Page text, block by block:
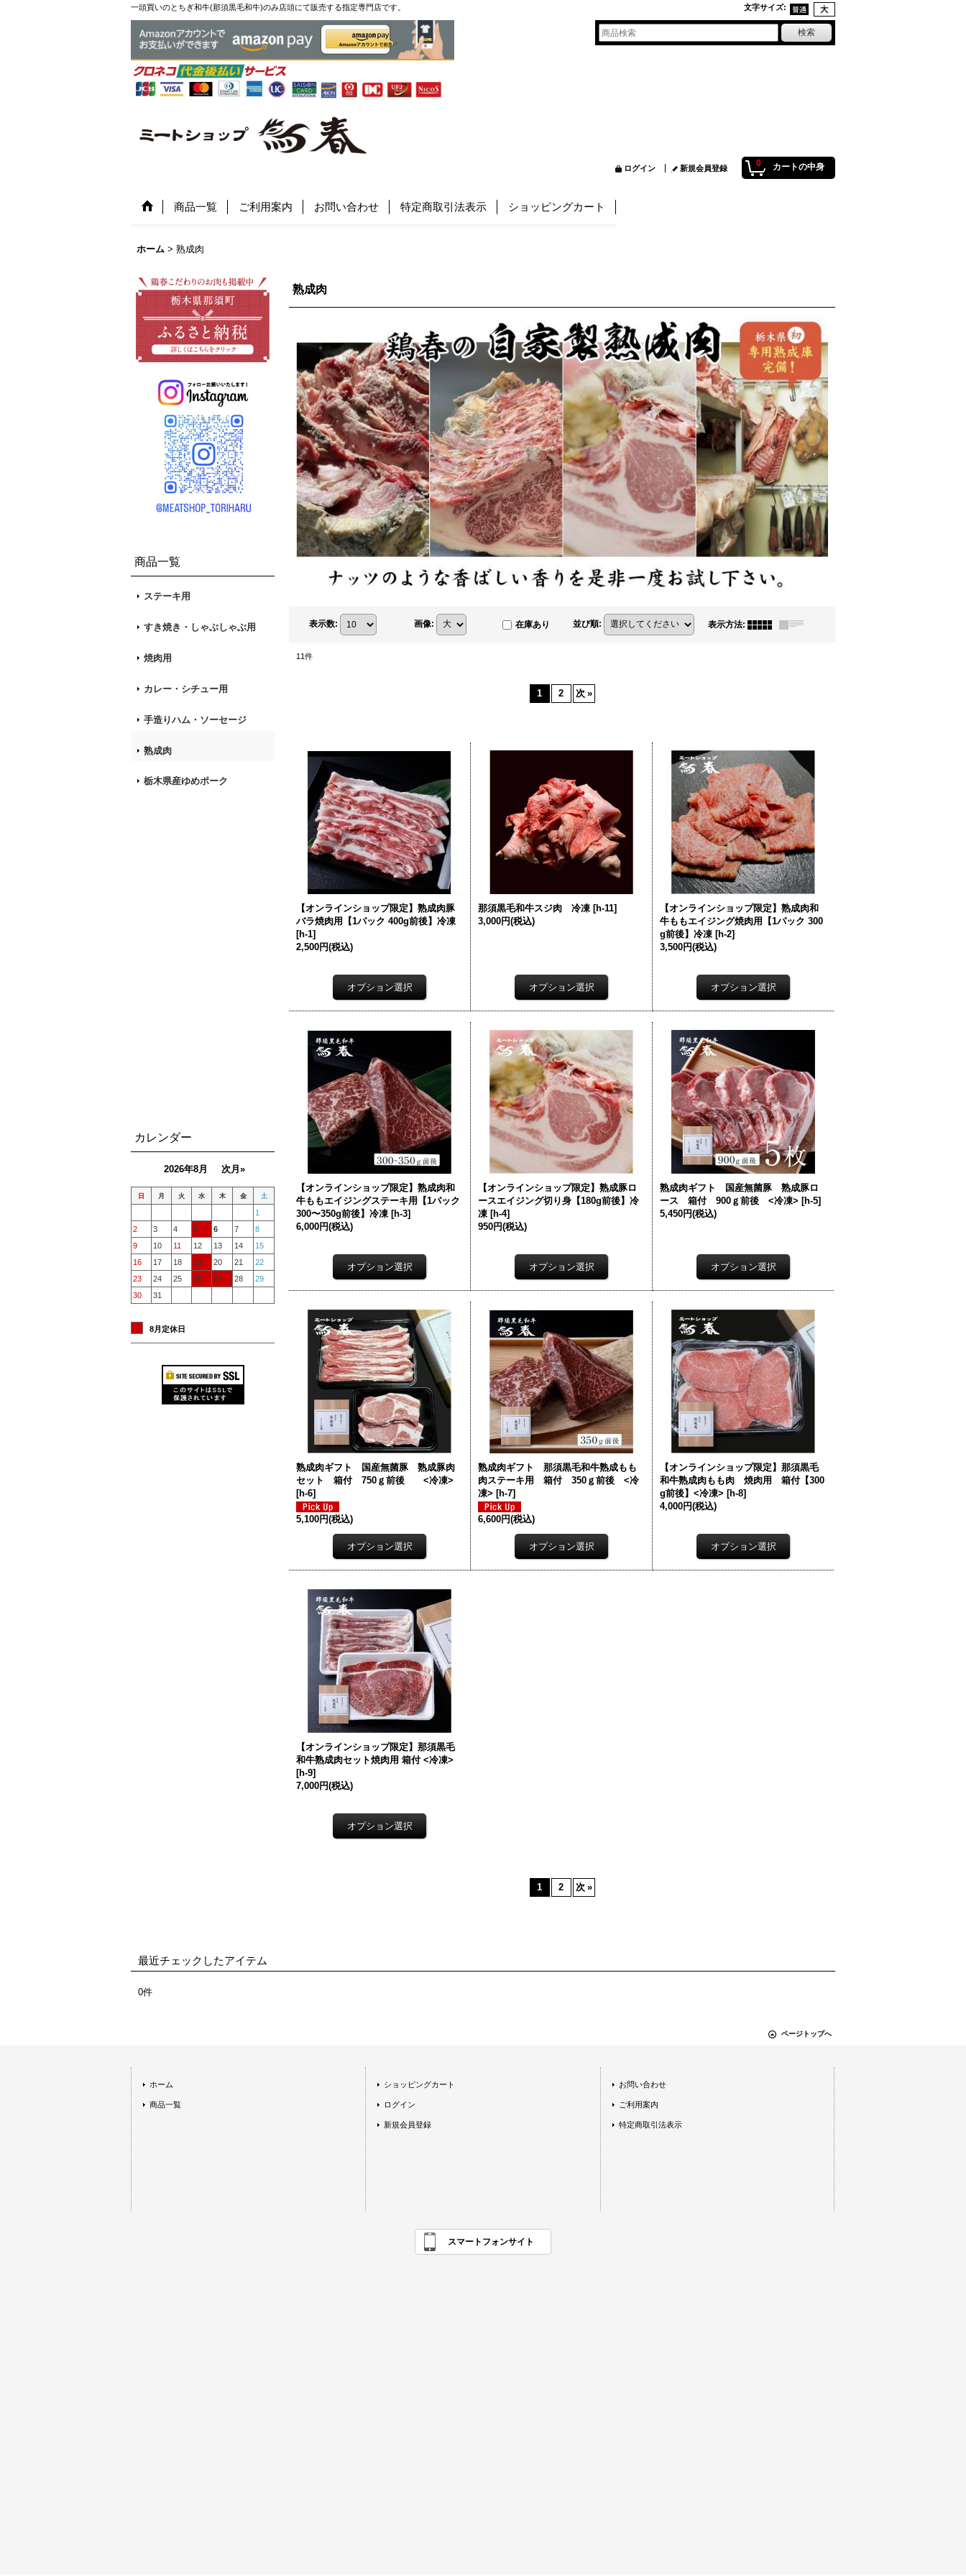
一頭買いのとちぎ和牛(那須黒毛和牛)のみ店頭にて販売する指定専門店です。 文字サイズ:
0 カートの中身
ログイン 新規会員登録
商品一覧 ご利用案内 お問い合わせ 特定商取引法表示 ショッピングカート
ホーム > 熟成肉
商品一覧
ステーキ用
すき焼き・しゃぶしゃぶ用
焼肉用
カレー・シチュー用
手造りハム・ソーセージ
熟成肉
栃木県産ゆめポーク
カレンダー
2026年8月 次月»
日 月 火 水 木 金 土
1
2
3 4 5 6 7
8
9
10 11 12 13 14
15
16
17 18 19 20 21
22
23
24 25 26 27 28
29
30
31
8月定休日
熟成肉
表示数: 画像: 在庫あり 並び順: 表示方法:
11件
1 2 次 »
【オンラインショップ限定】熟成肉豚
バラ焼肉用【1パック 400g前後】冷凍
[h-1]
2,500円(税込)
那須黒毛和牛スジ肉 冷凍 [h-11]
3,000円(税込)
【オンラインショップ限定】熟成肉和
牛ももエイジング焼肉用【1パック 300
g前後】冷凍 [h-2]
3,500円(税込)
【オンラインショップ限定】熟成肉和
牛ももエイジングステーキ用【1パック
300〜350g前後】冷凍 [h-3]
6,000円(税込)
【オンラインショップ限定】熟成豚ロ
ースエイジング切り身【180g前後】冷
凍 [h-4]
950円(税込)
熟成肉ギフト 国産無菌豚 熟成豚ロ
ース 箱付 900ｇ前後 <冷凍> [h-5]
5,450円(税込)
熟成肉ギフト 国産無菌豚 熟成豚肉
セット 箱付 750ｇ前後 <冷凍>
[h-6]
5,100円(税込)
熟成肉ギフト 那須黒毛和牛熟成もも
肉ステーキ用 箱付 350ｇ前後 <冷
凍> [h-7]
6,600円(税込)
【オンラインショップ限定】那須黒毛
和牛熟成肉もも肉 焼肉用 箱付【300
g前後】<冷凍> [h-8]
4,000円(税込)
【オンラインショップ限定】那須黒毛
和牛熟成肉セット焼肉用 箱付 <冷凍>
[h-9]
7,000円(税込)
1 2 次 »
最近チェックしたアイテム
0件
ページトップへ
ホーム
商品一覧
ショッピングカート
ログイン
新規会員登録
お問い合わせ
ご利用案内
特定商取引法表示
スマートフォンサイト